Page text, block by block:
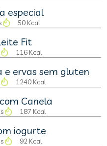
especial
50 Kcal
Fit
116 Kcal
e ervas sem gluten
1240 Kcal
Canela
187 Kcal
iogurte
92 Kcal